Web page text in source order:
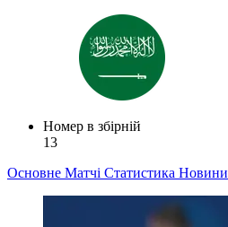
Номер в збірній
13
Основне Матчі Статистика Новини